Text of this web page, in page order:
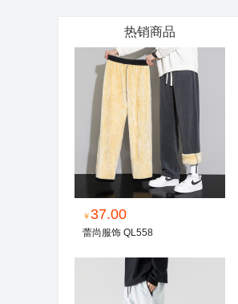
热销商品
￥37.00
蕾尚服饰 QL558